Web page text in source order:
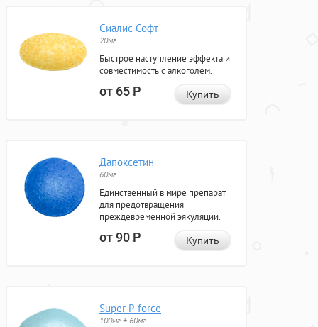
Сиалис Софт
20мг
Быстрое наступление эффекта и
совместимость с алкоголем.
от 65Р Купить
Дапоксетин
60мг
Единственный в мире препарат
для предотвращения
преждевременной эякуляции.
от 90Р Купить
Super P-force
100мг + 60мг